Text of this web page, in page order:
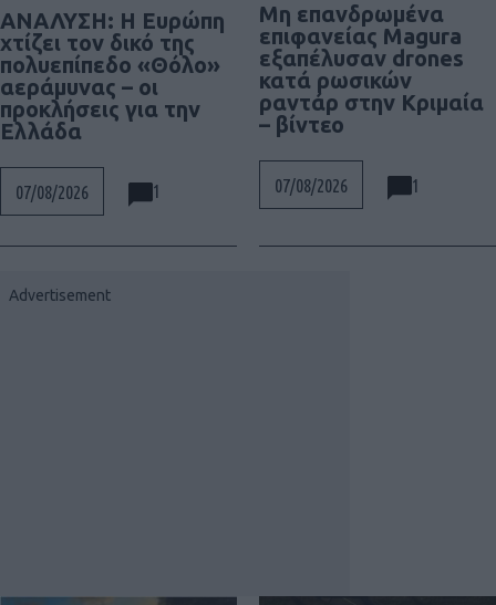
ΑΝΑΛΥΣΗ: Η Ευρώπη
χτίζει τον δικό της
πολυεπίπεδο «Θόλο»
αεράμυνας – οι
προκλήσεις για την
Ελλάδα
07/08/2026 1
Μη επανδρωμένα
επιφανείας Magura
εξαπέλυσαν drones
κατά ρωσικών
ραντάρ στην Κριμαία
– βίντεο
07/08/2026 1